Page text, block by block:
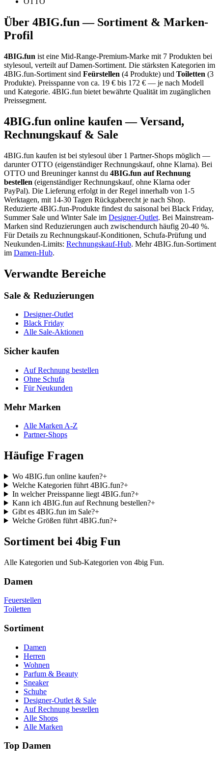
Über 4BIG.fun — Sortiment & Marken-
Profil
4BIG.fun ist eine Mid-Range-Premium-Marke mit 7 Produkten bei
stylesoul, verteilt auf Damen-Sortiment. Die stärksten Kategorien im
4BIG.fun-Sortiment sind Feürstellen (4 Produkte) und Toiletten (3
Produkte). Preisspanne von ca. 19 € bis 172 € — je nach Modell
und Kategorie. 4BIG.fun bietet bewährte Qualität im zugänglichen
Preissegment.
4BIG.fun online kaufen — Versand,
Rechnungskauf & Sale
4BIG.fun kaufen ist bei stylesoul über 1 Partner-Shops möglich —
darunterOTTO (eigenständiger Rechnungskauf, ohne Klarna). Bei
OTTO und Breuninger kannst du 4BIG.fun auf Rechnung
bestellen (eigenständiger Rechnungskauf, ohne Klarna oder
PayPal). Die Lieferung erfolgt in der Regel innerhalb von 1-5
Werktagen, mit 14-30 Tagen Rückgaberecht je nach Shop.
Reduzierte 4BIG.fun-Produkte findest du saisonal bei Black Friday,
Summer Sale und Winter Sale im Designer-Outlet. Bei Mainstream-
Marken sind Reduzierungen auch zwischendurch häufig 20-40 %.
Für Details zu Rechnungskauf-Konditionen, Schufa-Prüfung und
Neukunden-Limits: Rechnungskauf-Hub. Mehr4BIG.fun-Sortiment
im Damen-Hub.
Verwandte Bereiche
Sale & Reduzierungen
Designer-Outlet
Black Friday
Alle Sale-Aktionen
Sicher kaufen
Auf Rechnung bestellen
Ohne Schufa
Für Neukunden
Mehr Marken
Alle Marken A-Z
Partner-Shops
Häufige Fragen
Wo 4BIG.fun online kaufen?+
Welche Kategorien führt 4BIG.fun?+
In welcher Preisspanne liegt 4BIG.fun?+
Kann ich 4BIG.fun auf Rechnung bestellen?+
Gibt es 4BIG.fun im Sale?+
Welche Größen führt 4BIG.fun?+
Sortiment bei 4big Fun
Alle Kategorien und Sub-Kategorien von 4big Fun.
Damen
Feuerstellen
Toiletten
Sortiment
Damen
Herren
Wohnen
Parfum & Beauty
Sneaker
Schuhe
Designer-Outlet & Sale
Auf Rechnung bestellen
Alle Shops
Alle Marken
Top Damen